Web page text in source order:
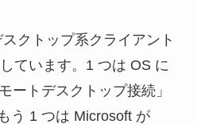
クトップ系クライアント
ています。1 つは OS に
ートデスクトップ接続」
う 1 つは Microsoft が